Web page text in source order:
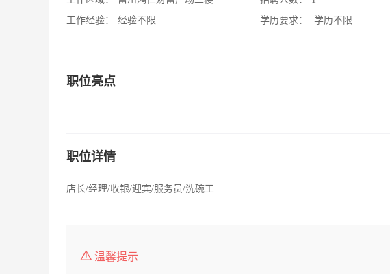
工作经验：
经验不限
学历要求：
学历不限
职位亮点
职位详情
店长/经理/收银/迎宾/服务员/洗碗工
温馨提示